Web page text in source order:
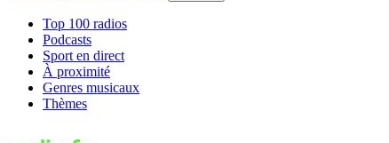
Top 100 radios
Podcasts
Sport en direct
À proximité
Genres musicaux
Thèmes